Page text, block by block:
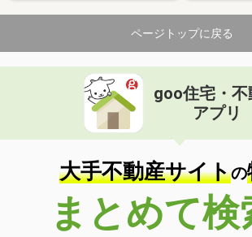
専有面積 45.09m²
間取り
2DK
兵庫県明石市魚住町西岡
価 格
住 所
兵庫県明石市魚住町
専有面積 25.67m²
間取り
ワンルーム
兵庫県三木市志染町東自由が丘１丁目
価 格
6万円
ページトップに戻る
goo住宅・不
アプリ
大手不動産サイトの
まとめて検